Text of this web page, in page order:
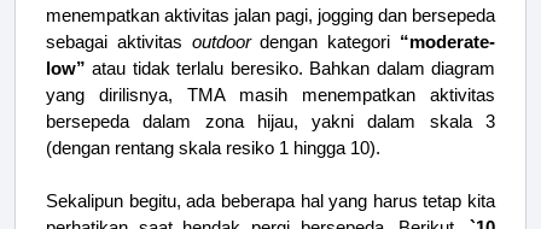
menempatkan aktivitas jalan pagi, jogging dan bersepeda
sebagai aktivitas outdoordengan kategori “moderate-
low” atau tidak terlalu beresiko. Bahkan dalam diagram
yang dirilisnya, TMA masih menempatkan aktivitas
bersepeda dalam zona hijau, yakni dalam skala 3
(dengan rentang skala resiko 1 hingga 10).
Sekalipun begitu, ada beberapa hal yang harus tetap kita